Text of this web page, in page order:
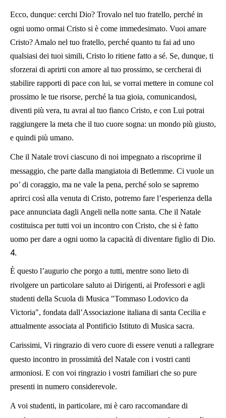
Ecco, dunque: cerchi Dio? Trovalo nel tuo fratello, perché in
ogni uomo ormai Cristo si è come immedesimato. Vuoi amare
Cristo? Amalo nel tuo fratello, perché quanto tu fai ad uno
qualsiasi dei tuoi simili, Cristo lo ritiene fatto a sé. Se, dunque, ti
sforzerai di aprirti con amore al tuo prossimo, se cercherai di
stabilire rapporti di pace con lui, se vorrai mettere in comune col
prossimo le tue risorse, perché la tua gioia, comunicandosi,
diventi più vera, tu avrai al tuo fianco Cristo, e con Lui potrai
raggiungere la meta che il tuo cuore sogna: un mondo più giusto,
e quindi più umano.
Che il Natale trovi ciascuno di noi impegnato a riscoprirne il
messaggio, che parte dalla mangiatoia di Betlemme. Ci vuole un
po’ di coraggio, ma ne vale la pena, perché solo se sapremo
aprirci così alla venuta di Cristo, potremo fare l’esperienza della
pace annunciata dagli Angeli nella notte santa. Che il Natale
costituisca per tutti voi un incontro con Cristo, che si è fatto
uomo per dare a ogni uomo la capacità di diventare figlio di Dio.
4.
È questo l’augurio che porgo a tutti, mentre sono lieto di
rivolgere un particolare saluto ai Dirigenti, ai Professori e agli
studenti della Scuola di Musica "Tommaso Lodovico da
Victoria", fondata dall’Associazione italiana di santa Cecilia e
attualmente associata al Pontificio Istituto di Musica sacra.
Carissimi, Vi ringrazio di vero cuore di essere venuti a rallegrare
questo incontro in prossimità del Natale con i vostri canti
armoniosi. E con voi ringrazio i vostri familiari che so pure
presenti in numero considerevole.
A voi studenti, in particolare, mi è caro raccomandare di